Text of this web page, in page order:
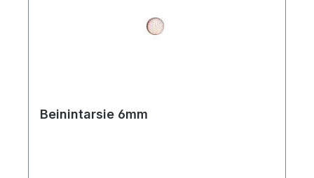
Beinintarsie 6mm